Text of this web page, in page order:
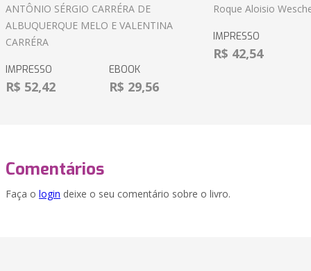
ANTÔNIO SÉRGIO CARRÉRA DE
ALBUQUERQUE MELO E VALENTINA
CARRÉRA
IMPRESSO
R$ 52,42
EBOOK
R$ 29,56
Roque Aloisio
IMPRESSO
R$ 42,54
Comentários
Faça o login deixe o seu comentário sobre o livro.